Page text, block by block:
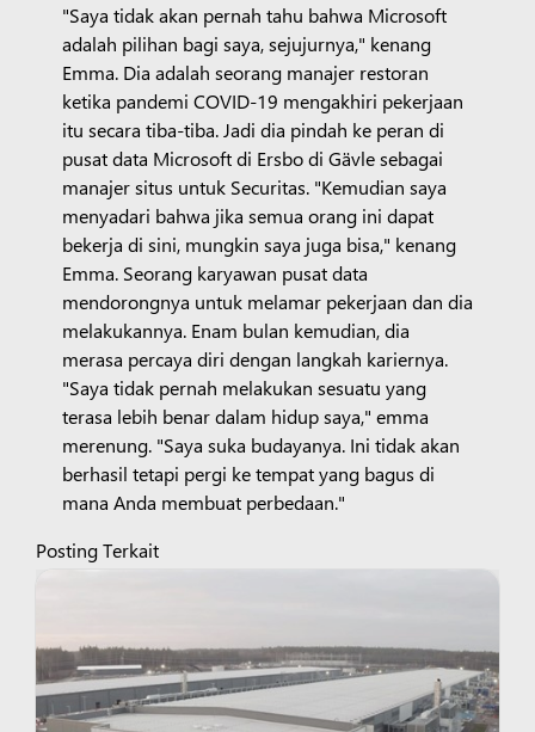
"Saya tidak akan pernah tahu bahwa Microsoft
adalah pilihan bagi saya, sejujurnya," kenang
Emma. Dia adalah seorang manajer restoran
ketika pandemi COVID-19 mengakhiri pekerjaan
itu secara tiba-tiba. Jadi dia pindah ke peran di
pusat data Microsoft di Ersbo di Gävle sebagai
manajer situs untuk Securitas. "Kemudian saya
menyadari bahwa jika semua orang ini dapat
bekerja di sini, mungkin saya juga bisa," kenang
Emma. Seorang karyawan pusat data
mendorongnya untuk melamar pekerjaan dan dia
melakukannya. Enam bulan kemudian, dia
merasa percaya diri dengan langkah kariernya.
"Saya tidak pernah melakukan sesuatu yang
terasa lebih benar dalam hidup saya," emma
merenung. "Saya suka budayanya. Ini tidak akan
berhasil tetapi pergi ke tempat yang bagus di
mana Anda membuat perbedaan."
Posting Terkait